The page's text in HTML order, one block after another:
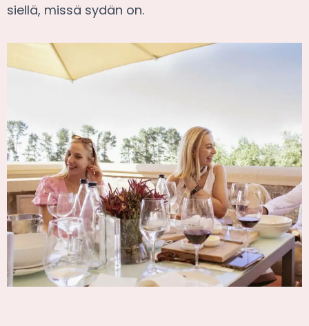
siellä, missä sydän on.